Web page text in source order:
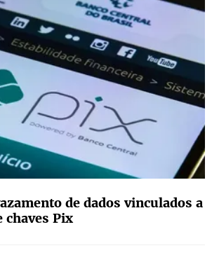
de dados vinculados a
chaves Pix